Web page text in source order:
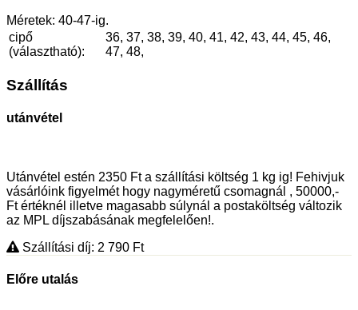
Méretek: 40-47-ig.
cipő
(választható):
36, 37, 38, 39, 40, 41, 42, 43, 44, 45, 46,
47, 48,
Szállítás
utánvétel
Utánvétel estén 2350 Ft a szállítási költség 1 kg ig! Fehivjuk
vásárlóink figyelmét hogy nagyméretű csomagnál , 50000,-
Ft értéknél illetve magasabb súlynál a postaköltség változik
az MPL díjszabásának megfelelően!.
Szállítási díj: 2 790 Ft
Előre utalás